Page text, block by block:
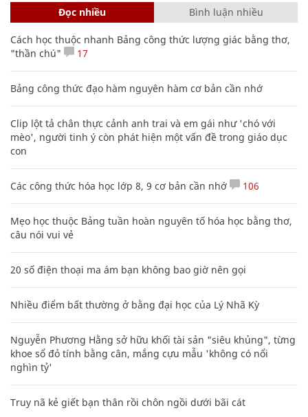
Đọc nhiều Bình luận nhiều
Cách học thuộc nhanh Bảng công thức lượng giác bằng thơ,
"thần chú"
17
Bảng công thức đạo hàm nguyên hàm cơ bản cần nhớ
Clip lột tả chân thực cảnh anh trai và em gái như 'chó với
mèo', người tinh ý còn phát hiện một vấn đề trong giáo dục
con
Các công thức hóa học lớp 8, 9 cơ bản cần nhớ 106
Mẹo học thuộc Bảng tuần hoàn nguyên tố hóa học bằng thơ,
câu nói vui vẻ
20 số điện thoại ma ám bạn không bao giờ nên gọi
Nhiều điểm bất thường ở bằng đại học của Lý Nhã Kỳ
Nguyễn Phương Hằng sở hữu khối tài sản "siêu khủng", từng
khoe sổ đỏ tính bằng cân, mắng cựu mẫu 'không có nổi
nghìn tỷ'
Truy nã kẻ giết bạn thân rồi chôn ngồi dưới bãi cát